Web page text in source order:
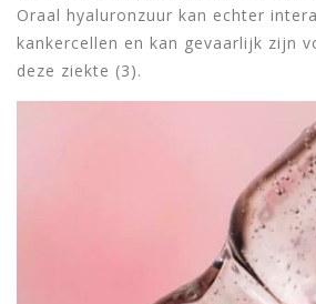
Oraal hyaluronzuur kan echter
kankercellen en kan gevaarlijk zijn
deze ziekte (3).